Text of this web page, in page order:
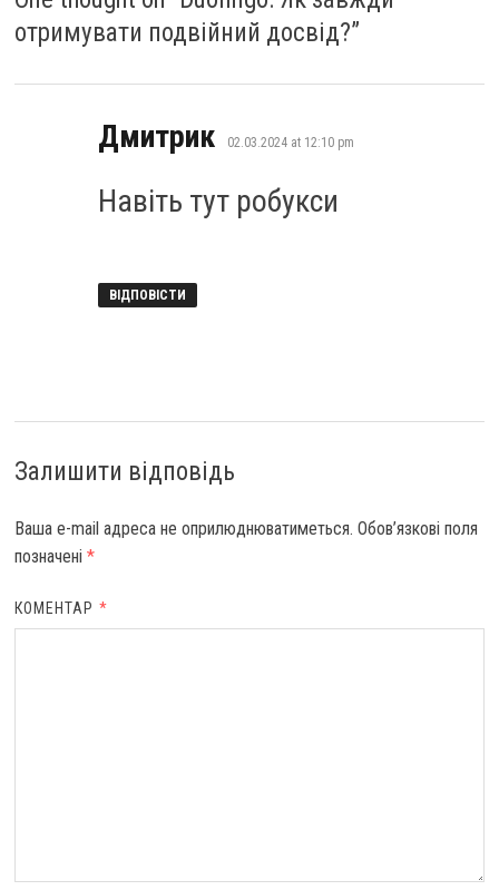
отримувати подвійний досвід?”
Дмитрик says:
02.03.2024 at 12:10 pm
Навіть тут робукси
ВІДПОВІСТИ
Залишити відповідь
Ваша e-mail адреса не оприлюднюватиметься. Обов’язкові поля
позначені *
КОМЕНТАР *